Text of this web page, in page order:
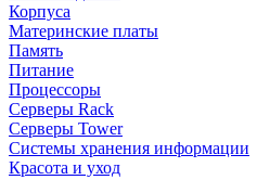
Корпуса
Материнские платы
Память
Питание
Процессоры
Серверы Rack
Серверы Tower
Системы хранения информации
Красота и уход